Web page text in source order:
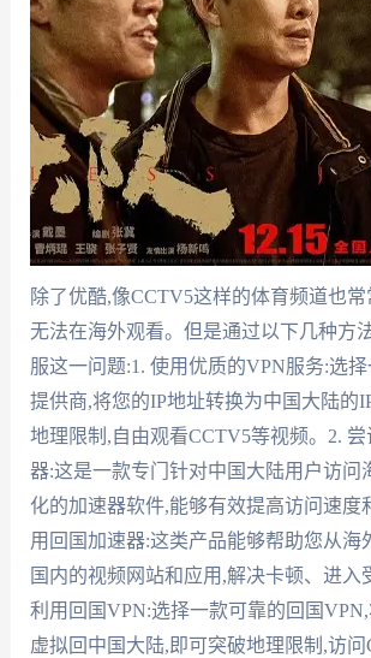
除了优酷,像CCTV5这样的体育频道也
无法在海外观看。但是通过以下几种方
服这一问题:1. 使用优质的VPN服务:选
提供商,将您的IP地址转换为中国大陆的
地理限制,自由观看CCTV5等视频。2.
器:这是一款专门针对中国大陆用户访问
化的加速器软件,能够有效提高访问速度
用回国加速器:这类产品能够帮助您从海
国内的视频网站和应用,解决卡顿、进入
利用回国VPN:选择一款可靠的回国
虚拟回中国大陆,即可突破地理限制,访